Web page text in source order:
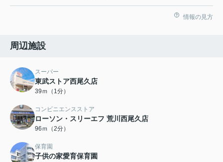
情報の見方
周辺施設
スーパー
東武ストア西尾久店
39ｍ（1分）
コンビニエンスストア
ローソン・スリーエフ 荒川西尾久店
96ｍ（2分）
保育園
子供の家愛育保育園